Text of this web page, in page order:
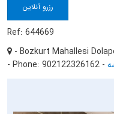
رزرو آنلاین
Ref: 644669
- Bozkurt Mahallesi
- Phone: 902122326162 -